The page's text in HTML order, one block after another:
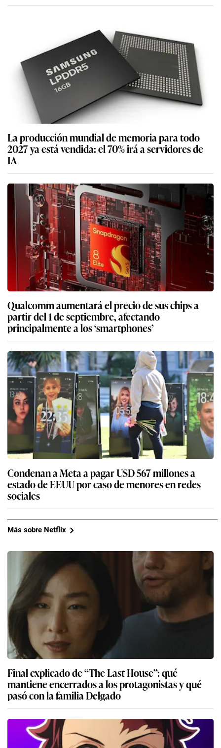
La producción mundial de memoria para todo
2027 ya está vendida: el 70% irá a servidores de
IA
Qualcomm aumentará el precio de sus chips a
partir del 1 de septiembre, afectando
principalmente a los ‘smartphones’
Condenan a Meta a pagar USD 567 millones a
estado de EEUU por caso de menores en redes
sociales
Más sobre Netflix
Final explicado de “The Last House”: qué
mantiene encerrados a los protagonistas y qué
pasó con la familia Delgado